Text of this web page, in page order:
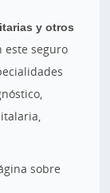
y otros
este seguro
sobre